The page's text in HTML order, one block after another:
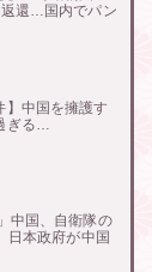
還…国内でパン
】中国を擁護す
ぎる…
中国、自衛隊の
日本政府が中国